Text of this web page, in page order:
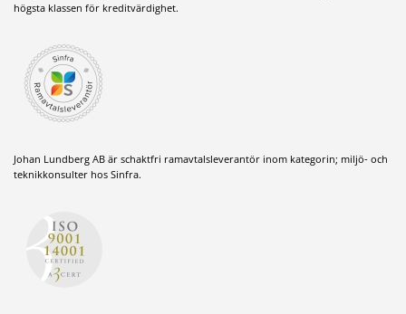
högsta klassen för kreditvärdighet.
Johan Lundberg AB är schaktfri ramavtalsleverantör inom kategorin; miljö- och
teknikkonsulter hos Sinfra.